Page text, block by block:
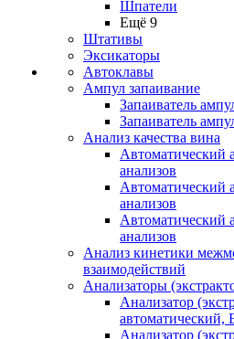
Шпатели
Ещё 9
Штативы
Эксикаторы
Автоклавы
Ампул запаивание
Запаиватель
Запаиватель
Анализ качества вина
Автоматический
анализов
Автоматический
анализов
Автоматический
анализов
Анализ кинетики
взаимодействий
Анализаторы
Анализатор
автоматический,
Анализатор